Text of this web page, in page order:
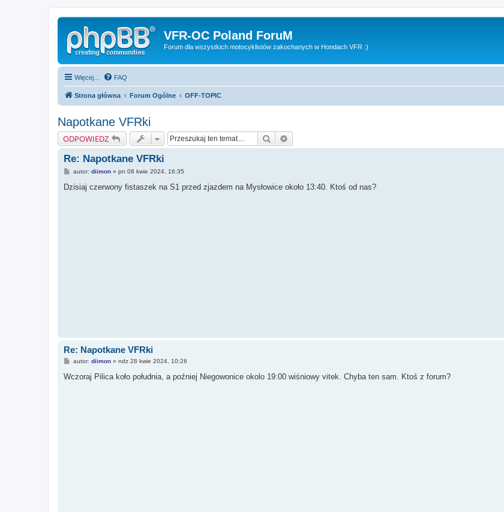
VFR-OC Poland ForuM
Forum dla wszystkich motocyklistów zakochanych w Hondach VFR :)
Więcej… FAQ
Strona główna Forum Ogólne OFF-TOPIC
Napotkane VFRki
ODPOWIEDZ Szukaj
Re: Napotkane VFRki
P
s
autor: diimon» pn 08 kwie 2024, 16:35
Dzisiaj czerwony fistaszek na S1 przed zjazdem na Mysłowice około 13:40. Ktoś od nas?
Re: Napotkane VFRki
P
s
autor: diimon» ndz 28 kwie 2024, 10:26
Wczoraj Pilica koło południa, a poźniej Niegowonice okolo 19:00 wiśniowy vitek. Chyba ten sam. Ktoś z forum?